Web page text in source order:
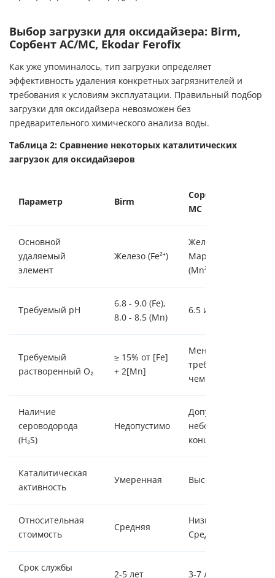
Выбор загрузки для оксидайзера: Birm,
Сорбент АС/МС, Ekodar Ferofix
Как уже упоминалось, тип загрузки определяет
эффективность удаления конкретных загрязнителей и
требования к условиям эксплуатации. Правильный подбор
загрузки для оксидайзера невозможен без
предварительного химического анализа воды.
Таблица 2: Сравнение некоторых каталитических
загрузок для оксидайзеров
Параметр Birm
Сорбент АС/
МС
Основной
удаляемый
элемент
Железо (Fe²⁺)
Железо (Fe²⁺),
Марганец
(Mn²⁺)
Требуемый pH
6.8 - 9.0 (Fe),
8.0 - 8.5 (Mn)
6.5 и выше
Требуемый
растворенный O₂
≥ 15% от [Fe]
+ 2[Mn]
Менее
требователен,
чем Birm
Наличие
сероводорода
(H₂S)
Недопустимо
Допустимо в
небольших
концентрациях
Каталитическая
активность
Умеренная Высокая
Относительная
стоимость
Средняя
Низкая/
Средняя
Срок службы
2-5 лет 3-7 лет